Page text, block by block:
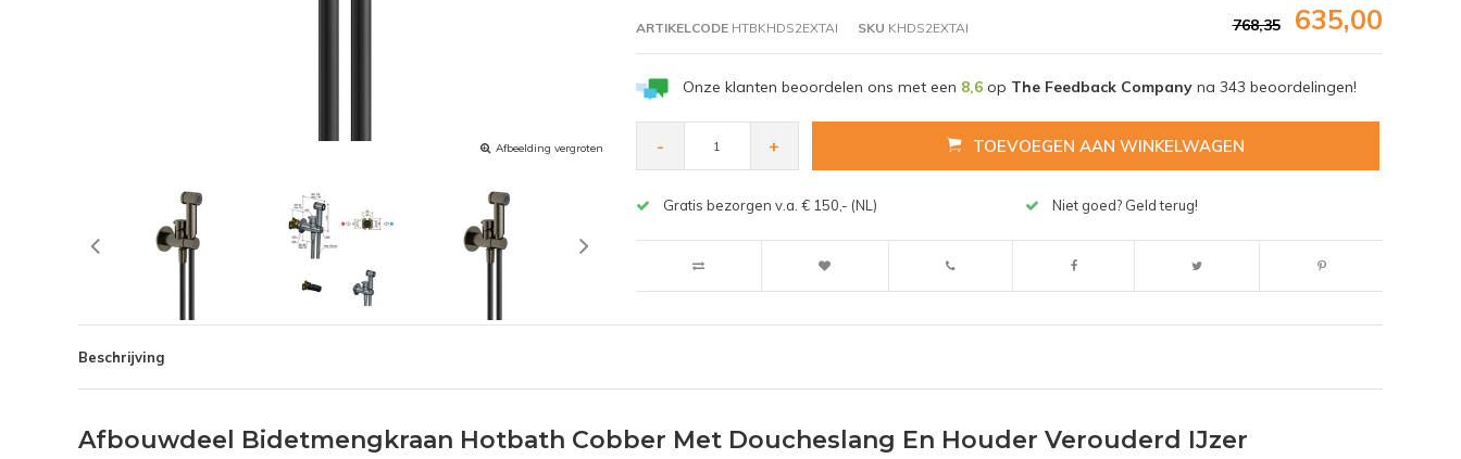
Afbeelding vergroten Afbeelding vergroten
ARTIKELCODEHTBKHDS2EXTAI SKU KHDS2EXTAI 768,35 635,00
Onze klanten beoordelen ons met een 8,6op The Feedback Companyna 343 beoordelingen!
- + TOEVOEGEN AAN WINKELWAGEN
Gratis bezorgen v.a. € 150,- (NL) Niet goed? Geld terug!
Beschrijving
Afbouwdeel Bidetmengkraan Hotbath Cobber Met Doucheslang En Houder Verouderd IJzer